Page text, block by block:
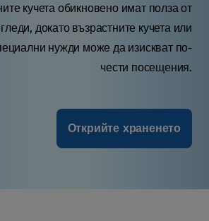
кучета обикновено имат полза от
докато възрастните кучета или
нужди може да изискват по-
чести посещения.
Открийте храненето